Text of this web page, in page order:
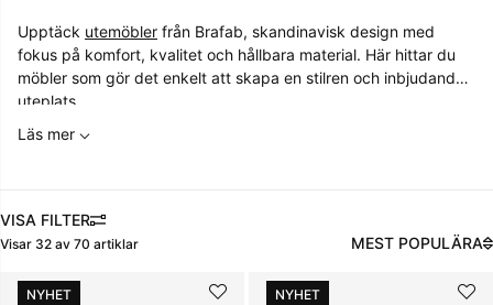
Upptäck utemöbler från Brafab, skandinavisk design med
fokus på komfort, kvalitet och hållbara material. Här hittar du
möbler som gör det enkelt att skapa en stilren och inbjudande
uteplats.
Läs mer
FILTRERA
Visar 32 av 70 artiklar MEST POPULÄRA
Produkter
NYHET NYHET